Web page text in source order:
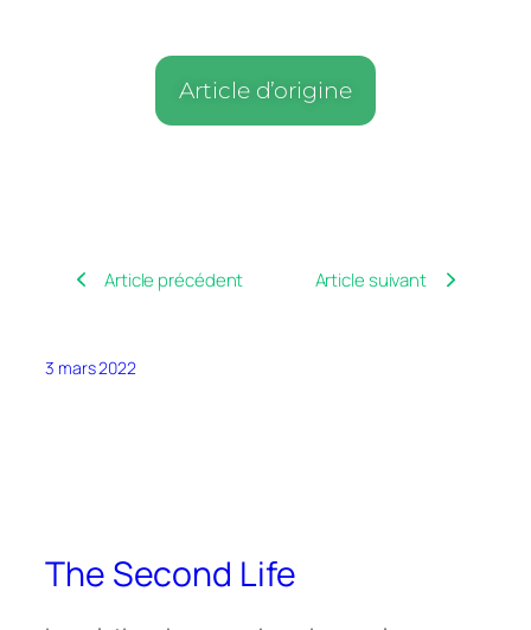
Article d’origine
Article précédent Article suivant
3 mars 2022
The Second Life